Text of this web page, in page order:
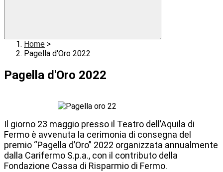
Home >
Pagella d'Oro 2022
Pagella d'Oro 2022
Il giorno 23 maggio presso il Teatro dell’Aquila di
Fermo è avvenuta la cerimonia di consegna del
premio “Pagella d’Oro” 2022 organizzata annualmente
dalla Carifermo S.p.a., con il contributo della
Fondazione Cassa di Risparmio di Fermo.